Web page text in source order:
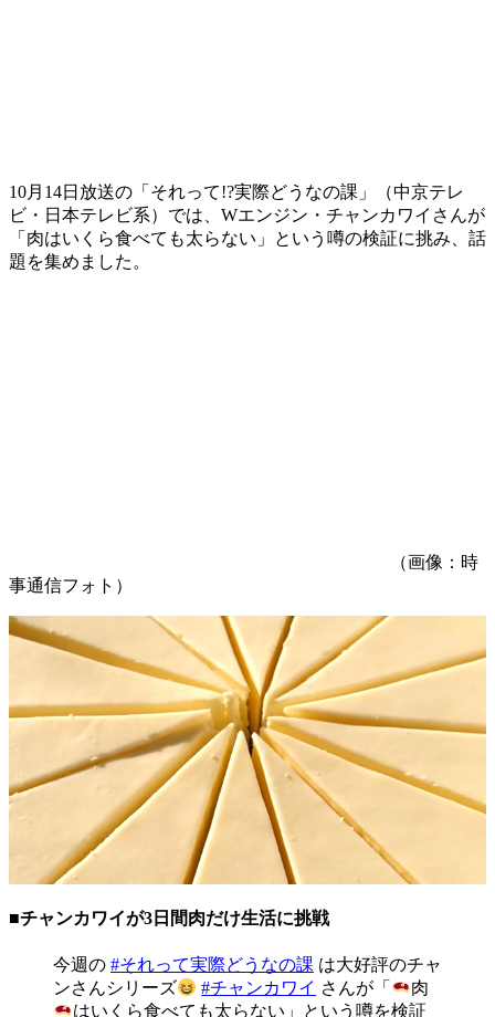
10月14日放送の「それって!?実際どうなの課」（中京テレ
ビ・日本テレビ系）では、Wエンジン・チャンカワイさんが
「肉はいくら食べても太らない」という噂の検証に挑み、話
題を集めました。
（画像：時
事通信フォト）
■チャンカワイが3日間肉だけ生活に挑戦
今週の #それって実際どうなの課 は大好評のチャ
ンさんシリーズ
#チャンカワイ さんが「
肉
はいくら食べても太らない」という噂を検証